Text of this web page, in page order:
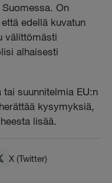
On
edellä kuvatun
välittömästi
alhaisesti
suunnitelmia EU:n
kysymyksiä,
lisää.
X (Twitter)